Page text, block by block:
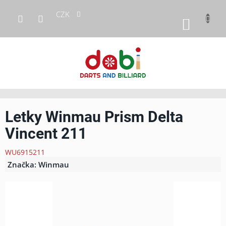
obsah
CZK
KOŠÍK
Letky Winmau Prism Delta
Vincent 211
WU6915211
Značka: Winmau